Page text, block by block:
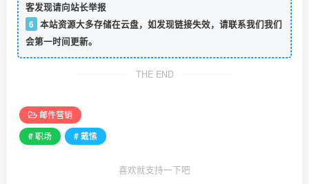
客发现请向站长举报
6 本站资源大多存储在云盘，如发现链接失效，请联系我们我们
会第一时间更新。
THE END
邮件营销
# 职场
# 戴愫
喜欢就支持一下吧